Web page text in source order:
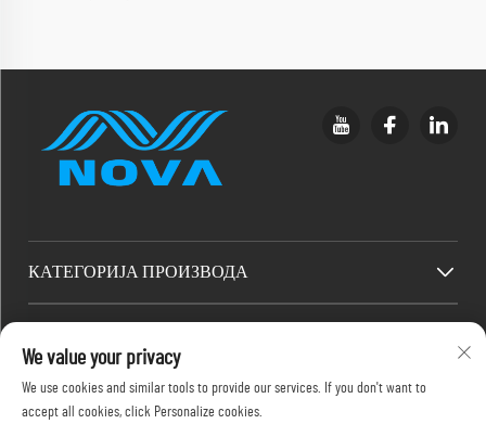
КАТЕГОРИЈА ПРОИЗВОДА
КОНТАКТ ИНФОРМАЦИЈЕ
We value your privacy
We use cookies and similar tools to provide our services. If you don't want to
accept all cookies, click Personalize cookies.